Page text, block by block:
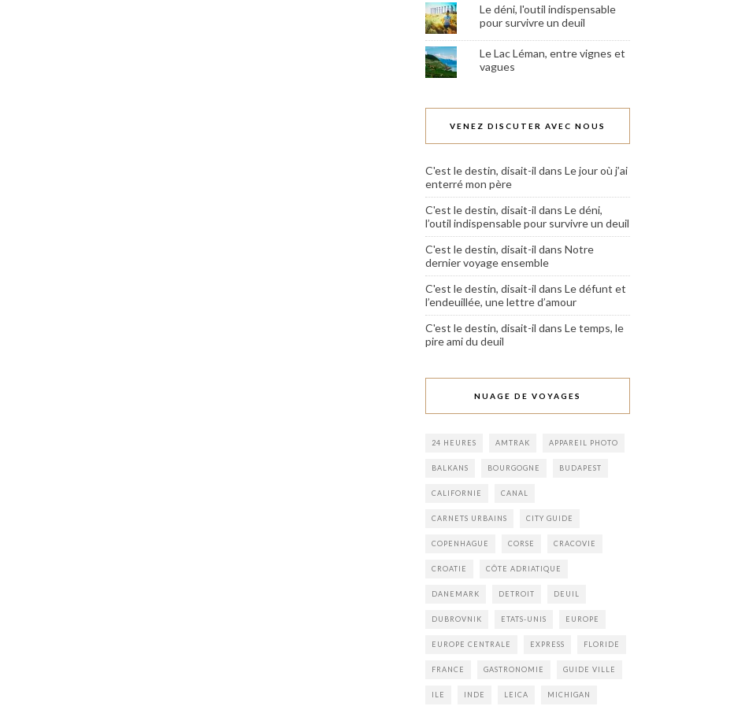
Le déni, l'outil indispensable
pour survivre un deuil
Le Lac Léman, entre vignes et
vagues
VENEZ DISCUTER AVEC NOUS
C'est le destin, disait-il dans Le jour où j’ai
enterré mon père
C'est le destin, disait-il dans Le déni,
l’outil indispensable pour survivre un deuil
C'est le destin, disait-il dans Notre
dernier voyage ensemble
C'est le destin, disait-il dans Le défunt et
l’endeuillée, une lettre d’amour
C'est le destin, disait-il dans Le temps, le
pire ami du deuil
NUAGE DE VOYAGES
24 HEURES AMTRAK APPAREIL PHOTO
BALKANS BOURGOGNE BUDAPEST
CALIFORNIE CANAL
CARNETS URBAINS CITY GUIDE
COPENHAGUE CORSE CRACOVIE
CROATIE CÔTE ADRIATIQUE
DANEMARK DETROIT DEUIL
DUBROVNIK ETATS-UNIS EUROPE
EUROPE CENTRALE EXPRESS FLORIDE
FRANCE GASTRONOMIE GUIDE VILLE
ILE INDE LEICA MICHIGAN